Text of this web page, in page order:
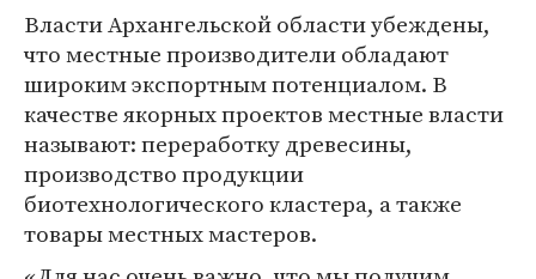
Власти Архангельской области убеждены,
что местные производители обладают
широким экспортным потенциалом. В
качестве якорных проектов местные власти
называют: переработку древесины,
производство продукции
биотехнологического кластера, а также
товары местных мастеров.